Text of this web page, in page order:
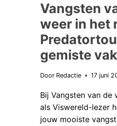
Vangsten
weer in het
gemiste
Door Redactie 17 juni
Bij Vangsten van de
als Viswereld-lezer
jouw mooiste